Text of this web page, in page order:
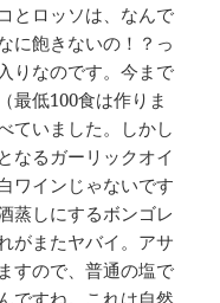
とロッソは、なんで
に飽きないの！？っ
りなのです。今まで
最低100食は作りま
ていました。しかし
なるガーリックオイ
ワインじゃないです
蒸しにするボンゴレ
がまたヤバイ。アサ
すので、普通の塩で